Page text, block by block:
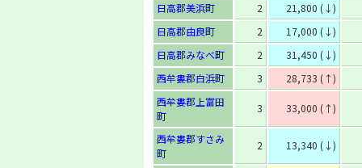
日高郡美浜町
2
21,800 (↓)
日高郡由良町
2
17,000 (↓)
日高郡みなべ町
2
31,450 (↓)
西牟婁郡白浜町
3
28,733 (↑)
西牟婁郡上富田
町
3 33,000 (↑)
西牟婁郡すさみ
町
2 13,340 (↓)